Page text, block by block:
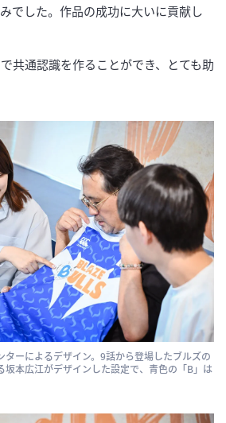
でした。作品の成功に大いに貢献し
共通認識を作ることができ、とても助
ターによるデザイン。9話から登場したブルズの
坂本広江がデザインした設定で、青色の「B」は